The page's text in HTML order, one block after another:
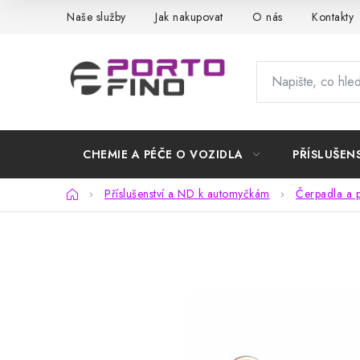
Naše služby Jak nakupovat O nás Kontakty
CHEMIE A PÉČE O VOZIDLA
DomůPříslušenství a ND k automyčkám Čerpadla a